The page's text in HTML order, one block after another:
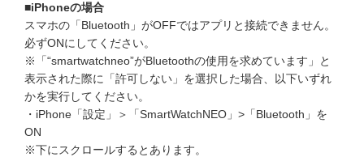
他の講座のよくある質問・手続きはこちら
こどもちゃれんじ
進研ゼミ 小学講座
進研ゼミ 中学講座
■iPhoneの場合
スマホの「Bluetooth」がOFFではアプリと接続できません。
必ずONにしてください。
※「“smartwatchneo”がBluetoothの使用を求めています」と
表示された際に「許可しない」を選択した場合、以下いずれ
かを実行してください。
・iPhone「設定」＞「SmartWatchNEO」>「Bluetooth」を
ON
※下にスクロールするとあります。